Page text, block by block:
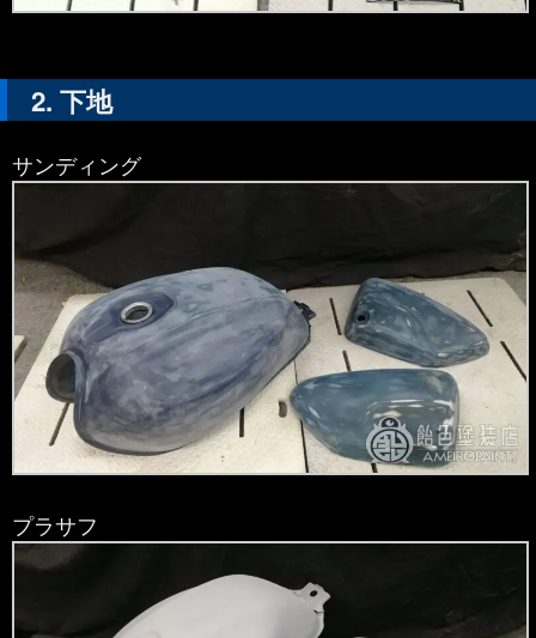
下地
サンディング
プラサフ